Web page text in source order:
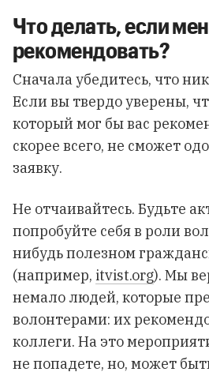
Что делать, если
рекомендовать?
Сначала убедитесь, что
Если вы твердо уверены,
который мог бы вас
скорее всего, не сможет
заявку.
Не отчаивайтесь. Будьте
попробуйте себя в роли
нибудь полезном
(например, itvist.org). Мы
немало людей, которые
волонтерами: их
коллеги. На это
не попадете, но, может